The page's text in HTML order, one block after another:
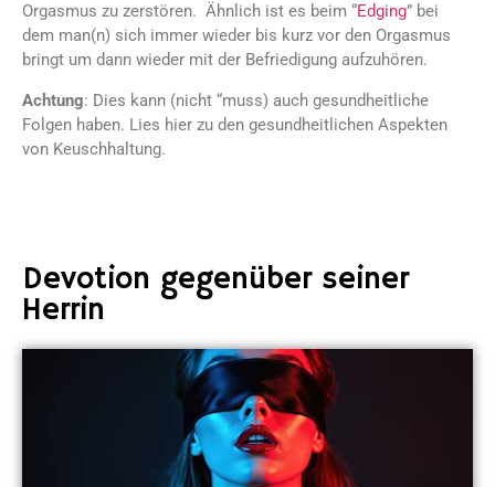
Orgasmus zu zerstören. Ähnlich ist es beim “Edging” bei
dem man(n) sich immer wieder bis kurz vor den Orgasmus
bringt um dann wieder mit der Befriedigung aufzuhören.
Achtung: Dies kann (nicht “muss) auch gesundheitliche
Folgen haben. Lies hier zu den gesundheitlichen Aspekten
von Keuschhaltung.
Devotion gegenüber seiner
Herrin